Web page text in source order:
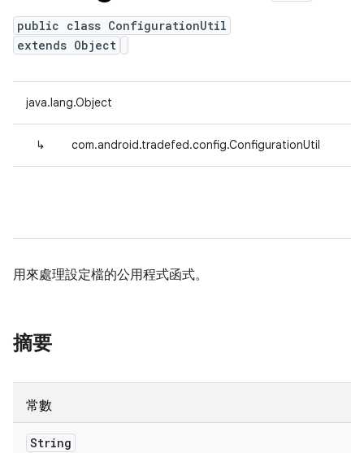
public class ConfigurationUtil
extends Object
java.lang.Object
↳ com.android.tradefed.config.ConfigurationUtil
用來處理設定檔的公用程式函式。
摘要
常數
String